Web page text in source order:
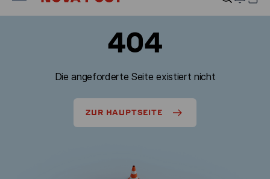
404
Die angeforderte Seite existiert nicht
ZUR HAUPTSEITE